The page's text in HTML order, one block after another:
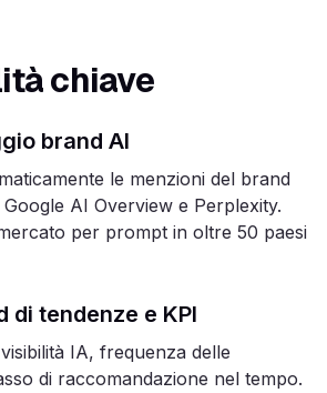
chiave
brand AI
le menzioni del brand
AI Overview e Perplexity.
per prompt in oltre 50 paesi
di tendenze e KPI
IA, frequenza delle
di raccomandazione nel tempo.